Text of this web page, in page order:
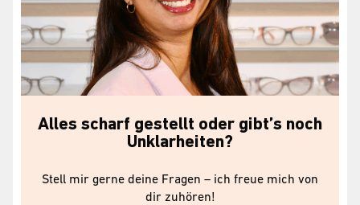
Alles scharf gestellt oder gibt’s noch
Unklarheiten?
Stell mir gerne deine Fragen – ich freue mich von
dir zuhören!